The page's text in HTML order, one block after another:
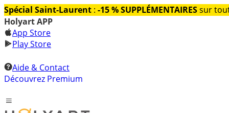
Spécial Saint-Laurent : -15 % SUPPLÉMENTAIRESsur
Holyart APP
App Store
Play Store
Aide & Contact
Découvrez Premium